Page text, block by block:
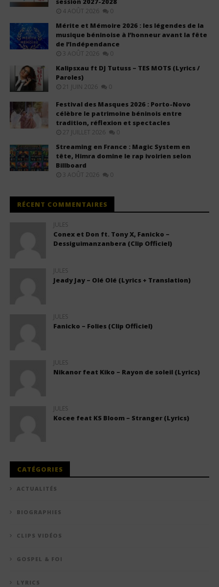
4 AOÛT 2026 0
Mérite et Mémoire 2026 : les légendes de la
musique béninoise à l’honneur avant la fête
de l’Indépendance
3 AOÛT 2026 0
Kalipsxau ft DJ Tutuss – TES MOTS (Lyrics /
Paroles)
21 JUIN 2026 0
Festival des Masques 2026 : Porto-Novo
célèbre le patrimoine béninois entre
tradition, réflexion et spectacles
27 JUILLET 2026 0
Streaming en France : Magic System en
tête, Himra domine le rap ivoirien selon
Billboard
3 AOÛT 2026 0
RÉCENT COMMENTAIRES
JULES
Conex et Don ft. Tony X, Fanicko –
Dessiguimanzanbera (Clip Officiel)
JULES
Jeady Jay – Olé Olé (Lyrics + Translation)
JULES
Fanicko – Folies (Clip Officiel)
JULES
Nikanor feat Kiko – Rayon de soleil (Lyrics)
JULES
Kocee feat KS Bloom – Stranger (Lyrics)
CATÉGORIES
ACTUALITÉS
BIOGRAPHIES
CLIPS VIDÉOS
GOSPEL & FOI
LYRICS